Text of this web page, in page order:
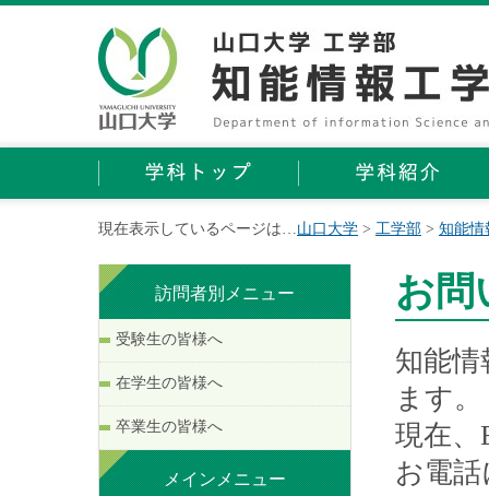
現在表示しているページは…山口大学 > 工学部 > 知能情
訪問者別メニュー
受験生の皆様へ
在学生の皆様へ
卒業生の皆様へ
メインメニュー
お問
知能
ます。
現在
お電